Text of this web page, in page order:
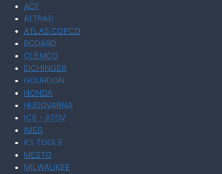
ACF
ALTRAD
ATLAS COPCO
BODARD
CLEMCO
EICHINGER
GOURDON
HONDA
HUSQVARNA
ICS - ATDV
IMER
KS TOOLS
MESTO
MILWAUKEE